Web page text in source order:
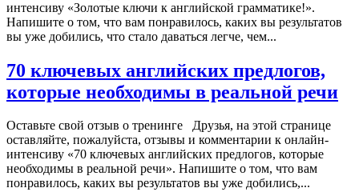
интенсиву «Золотые ключи к английской грамматике!».
Напишите о том, что вам понравилось, каких вы результатов
вы уже добились, что стало даваться легче, чем...
70 ключевых английских предлогов,
которые необходимы в реальной речи
Оставьте свой отзыв о тренинге Друзья, на этой странице
оставляйте, пожалуйста, отзывы и комментарии к онлайн-
интенсиву «70 ключевых английских предлогов, которые
необходимы в реальной речи». Напишите о том, что вам
понравилось, каких вы результатов вы уже добились,...